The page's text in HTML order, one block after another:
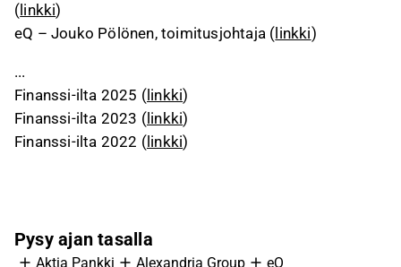
( linkki)
eQ – Jouko Pölönen, toimitusjohtaja ( linkki)
...
Finanssi-ilta 2025 ( linkki)
Finanssi-ilta 2023 ( linkki)
Finanssi-ilta 2022 ( linkki)
Pysy ajan tasalla
Aktia Pankki Alexandria Group
eQ